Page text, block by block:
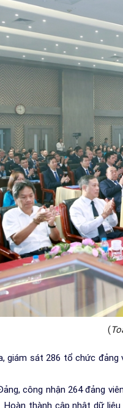
(
giám sát 286 tổ chức
công nhận 264 đảng
thành cập nhật dữ